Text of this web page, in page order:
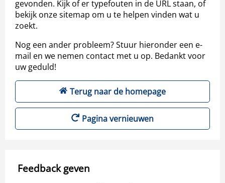
gevonden. Kijk of er typefouten in de URL staan, of
bekijk onze sitemap om u te helpen vinden wat u
zoekt.
Nog een ander probleem? Stuur hieronder een e-
mail en we nemen contact met u op. Bedankt voor
uw geduld!
Terug naar de homepage
Pagina vernieuwen
Feedback geven